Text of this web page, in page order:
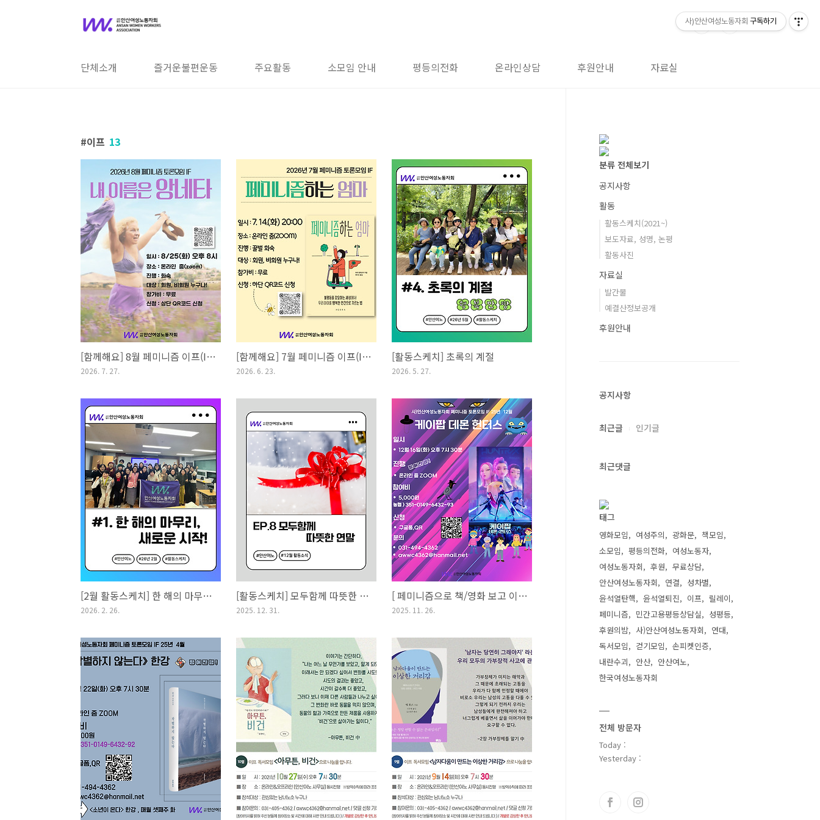
단체소개 즐거운불편운동 주요활동 소모임 안내 평등의전화 온라인상담 후원안내 자료실
이프 13
[함께해요] 8월 페미니즘 이프(IF) 토론 모임 안내
2026. 7. 27.
[함께해요] 7월 페미니즘 이프(IF) 토론 모임 안내
2026. 6. 23.
[활동스케치] 초록의 계절
2026. 5. 27.
[2월 활동스케치] 한 해의 마무리, 새로운 시작!
2026. 2. 26.
[활동스케치] 모두함께 따뜻한 연말, 12월 활동소식
2025. 12. 31.
[ 페미니즘으로 책/영화 보고 이야기하는 모임 ‘이프(IF)’ ]⠀12월의 영화 케이팝 데몬 헌터스
2025. 11. 26.
분류 전체보기
공지사항
활동
활동스케치(2021~)
보도자료, 성명, 논평
활동사진
자료실
발간물
예결산정보공개
후원안내
공지사항
최근글 인기글
최근댓글
태그
영화모임 여성주의 광화문
책모임
소모임
평등의전화
여성노동자
여성노동자회
후원
무료상담
안산여성노동자회
연결
성차별
윤석열탄핵
윤석열퇴진 이프
릴레이
페미니즘
민간고용평등상담실
성평등
후원의밤
사)안산여성노동자회
연대
독서모임
걷기모임
손피켓인증
내란수괴
안산
안산여노
한국여성노동자회
전체 방문자
Today :
Yesterday :
사)안산여성노동자회 구독하기